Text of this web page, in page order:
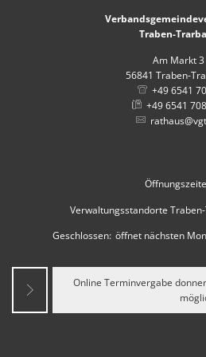
Traben-
Am Markt 3
56841 Traben-
+49 6541
+49 6541
Verwaltungsstandorte
Klicken, um weitere Öffnungs-
Geschlossen: öffnet nächsten
Online Terminvergabe